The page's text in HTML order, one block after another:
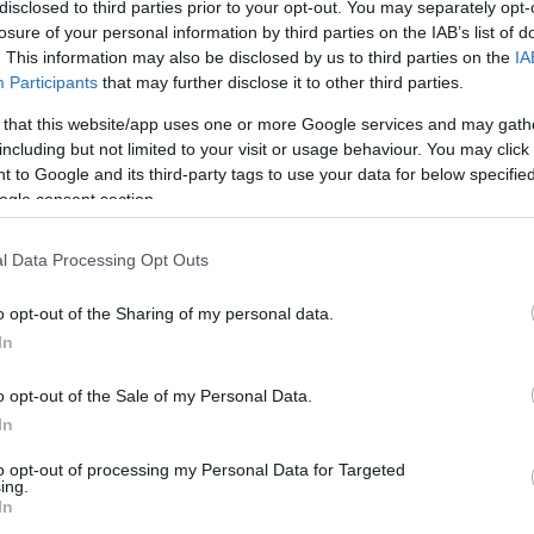
to third parties prior to your opt-out. You may separately
of your personal information by third parties on the IAB’s list of
This information may also be disclosed by us to third parties on the
Participants that may further disclose it to other third parties.
that this website/app uses one or more Google services and may
but not limited to your visit or usage behaviour. You may
to Google and its third-party tags to use your data for below
consent section.
Data Processing Opt Outs
opt-out of the Sharing of my personal data.
opt-out of the Sale of my Personal Data.
opt-out of processing my Personal Data for Targeted
van a
versenyző,
a kórházban
olyan súlyos balesetet a Moto2-es Európa-
került. A spanyol versenyző ellátását nem fedezik
egymással állnak vitában.
balesetet. A Pertamina Mandalika SAG pilótája a 2.